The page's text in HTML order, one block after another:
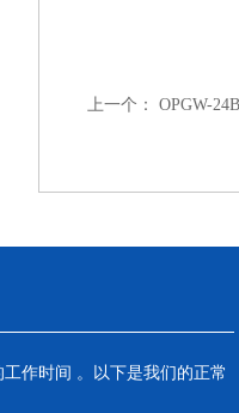
上一个： OPGW-
作时间 。以下是我们的正常